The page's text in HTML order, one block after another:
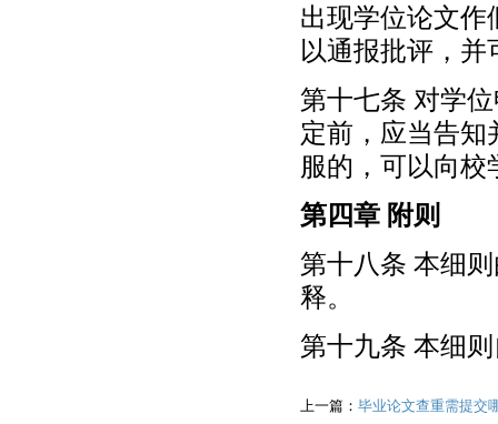
出现学位论文作
以通报批评，
第十七条 对学
定前，应当告
服的，可以向校
第四章 附则
第十八条 本细
释。
第十九条 本细
上一篇： 毕业论文查重需提交